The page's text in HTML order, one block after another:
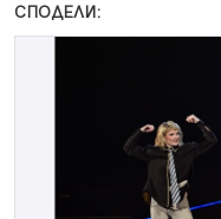
СПОДЕЛИ: